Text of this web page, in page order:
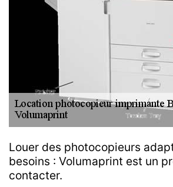
Louer des photocopieurs
besoins : Volumaprint est un
contacter.